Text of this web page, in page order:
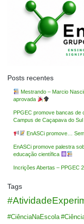
Posts recentes
Mestrando – Marcio
aprovada
PPGEC promove bancas de
Campus de Caçapava do Sul
EnASCi promove…
EnASCi promove palestra
educação científica
Incrições Abertas – PPGEC
Tags
#CiênciaNaEscola